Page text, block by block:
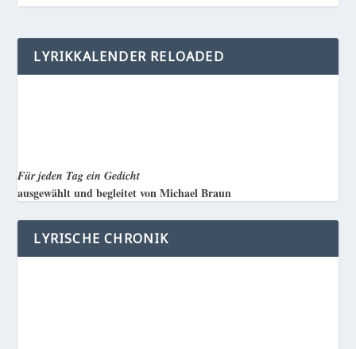
LYRIKKALENDER RELOADED
Für jeden Tag ein Gedicht
ausgewählt und begleitet von Michael Braun
LYRISCHE CHRONIK